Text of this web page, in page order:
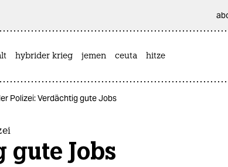
hybrider krieg jemen ceuta hitze
Polizei: Verdächtig gute Jobs
Jobs